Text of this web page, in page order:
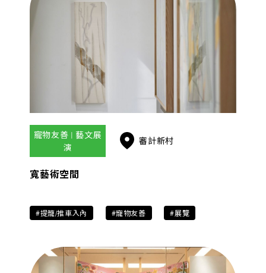
寵物友善 | 藝文展
演
審計新村
寬藝術空間
#提籠/推車入內 #寵物友善 #展覽